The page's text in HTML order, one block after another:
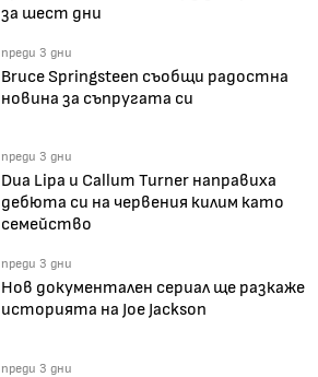
за шест дни
преди 3 дни
Bruce Springsteen съобщи радостна
новина за съпругата си
преди 3 дни
Dua Lipa и Callum Turner направиха
дебюта си на червения килим като
семейство
преди 3 дни
Нов документален сериал ще разкаже
историята на Joe Jackson
преди 3 дни